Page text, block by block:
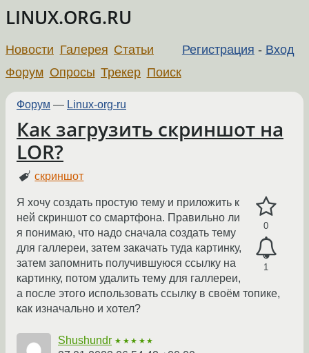
LINUX.ORG.RU
Регистрация - Вход
Новости Галерея Статьи
Форум Опросы Трекер Поиск
Форум — Linux-org-ru
Как загрузить скриншот на
LOR?
скриншот
0
1
Я хочу создать простую тему и приложить к
ней скриншот со смартфона. Правильно ли
я понимаю, что надо сначала создать тему
для галлереи, затем закачать туда картинку,
затем запомнить получившуюся ссылку на
картинку, потом удалить тему для галлереи,
а после этого использовать ссылку в своём топике,
как изначально и хотел?
Shushundr ★★★★★